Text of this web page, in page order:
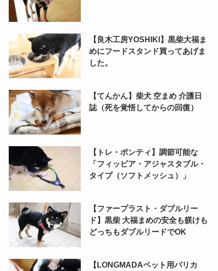
【良木工房YOSHIKI】黒柴大福ま
めにフードスタンド買ってあげま
した。
【てんかん】柴犬 空まめ 介護日
誌（死を覚悟してからの回復）
【トレ・ポンティ】調節可能な
「フィッビア・アジャスタブル・
タイプ（ソフトメッシュ）」
【ファープラスト・ダブルリー
ド】黒柴 大福まめの安全も躾けも
どっちもダブルリードでOK
【LONGMADAペット用バリカ